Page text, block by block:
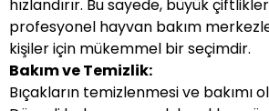
hızlandırır. Bu sayede, büyük
profesyonel hayvan bakım
kişiler için mükemmel bir seçimdir.
Bakım ve Temizlik:
Bıçakların temizlenmesi ve bakımı